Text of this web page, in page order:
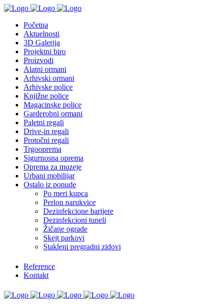
Početna
Aktuelnosti
3D Galerija
Projektni biro
Proizvodi
Alatni ormani
Arhivski ormani
Arhivske police
Knjižne police
Magacinske police
Garderobni ormani
Paletni regali
Drive-in regali
Protočni regali
Trgooprema
Sigurnosna oprema
Oprema za muzeje
Urbani mobilijar
Ostalo iz ponude
Po meri kupca
Perlon narukvice
Dezinfekcione barijere
Dezinfekcioni tuneli
Žičane ograde
Skejt parkovi
Stakleni pregradni zidovi
Reference
Kontakt